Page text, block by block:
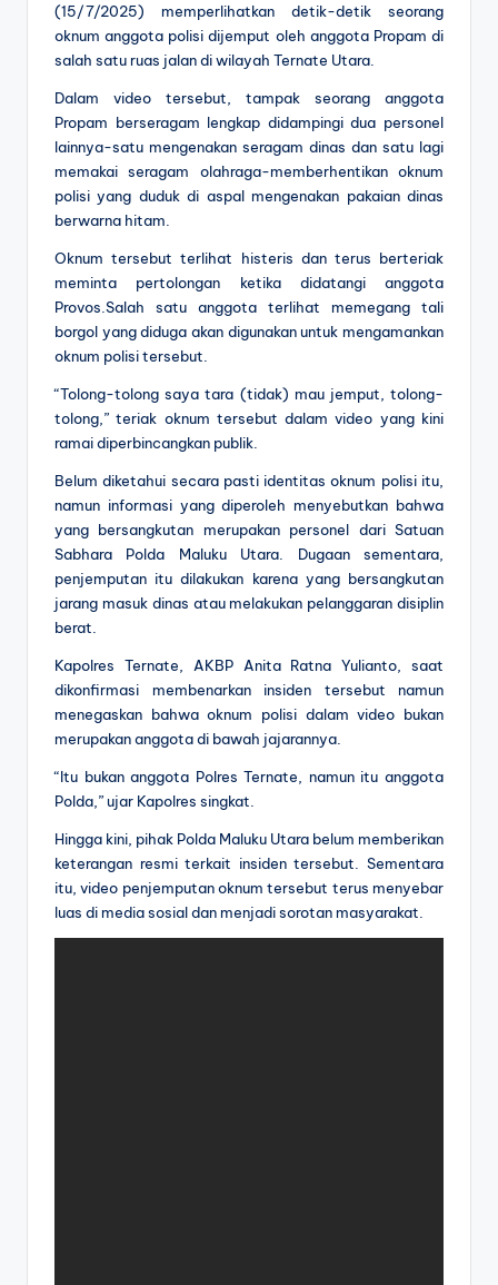
(15/7/2025) memperlihatkan detik-detik seorang
oknum anggota polisi dijemput oleh anggota Propam di
salah satu ruas jalan di wilayah Ternate Utara.
Dalam video tersebut, tampak seorang anggota
Propam berseragam lengkap didampingi dua personel
lainnya-satu mengenakan seragam dinas dan satu lagi
memakai seragam olahraga-memberhentikan oknum
polisi yang duduk di aspal mengenakan pakaian dinas
berwarna hitam.
Oknum tersebut terlihat histeris dan terus berteriak
meminta pertolongan ketika didatangi anggota
Provos.Salah satu anggota terlihat memegang tali
borgol yang diduga akan digunakan untuk mengamankan
oknum polisi tersebut.
“Tolong-tolong saya tara (tidak) mau jemput, tolong-
tolong,” teriak oknum tersebut dalam video yang kini
ramai diperbincangkan publik.
Belum diketahui secara pasti identitas oknum polisi itu,
namun informasi yang diperoleh menyebutkan bahwa
yang bersangkutan merupakan personel dari Satuan
Sabhara Polda Maluku Utara. Dugaan sementara,
penjemputan itu dilakukan karena yang bersangkutan
jarang masuk dinas atau melakukan pelanggaran disiplin
berat.
Kapolres Ternate, AKBP Anita Ratna Yulianto, saat
dikonfirmasi membenarkan insiden tersebut namun
menegaskan bahwa oknum polisi dalam video bukan
merupakan anggota di bawah jajarannya.
“Itu bukan anggota Polres Ternate, namun itu anggota
Polda,” ujar Kapolres singkat.
Hingga kini, pihak Polda Maluku Utara belum memberikan
keterangan resmi terkait insiden tersebut. Sementara
itu, video penjemputan oknum tersebut terus menyebar
luas di media sosial dan menjadi sorotan masyarakat.